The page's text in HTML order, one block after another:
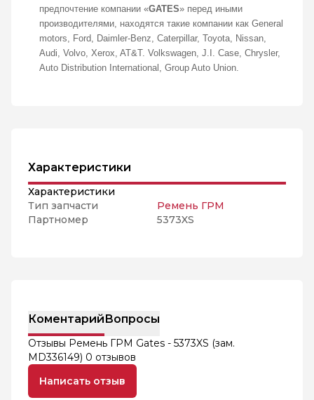
предпочтение компании «GATES» перед иными
производителями, находятся такие компании как General
motors, Ford, Daimler-Benz, Caterpillar, Toyota, Nissan,
Audi, Volvo, Xerox, AT&T. Volkswagen, J.I. Case, Chrysler,
Auto Distribution International, Group Auto Union.
Характеристики
Характеристики
Тип запчасти
Ремень ГРМ
Партномер
5373XS
КоментарийВопросы
Отзывы Ремень ГРМ Gates - 5373XS (зам.
MD336149) 0 отзывов
Написать отзыв